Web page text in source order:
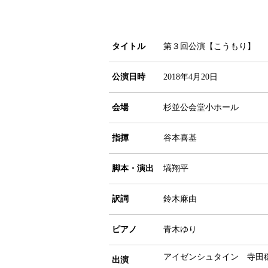
タイトル 第３回公演【こうもり】
公演日時 2018年4月20日
会場 杉並公会堂小ホール
指揮 谷本喜基
脚本・演出 塙翔平
訳詞 鈴木麻由
ピアノ 青木ゆり
出演 アイゼンシュタイン 寺田